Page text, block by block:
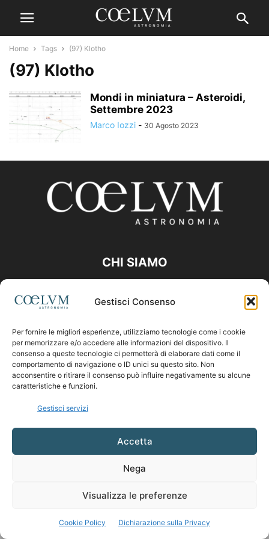
Gestisci Consenso
Per fornire le migliori esperienze, utilizziamo tecnologie come i cookie
per memorizzare e/o accedere alle informazioni del dispositivo. Il
consenso a queste tecnologie ci permetterà di elaborare dati come il
comportamento di navigazione o ID unici su questo sito. Non
acconsentire o ritirare il consenso può influire negativamente su alcune
caratteristiche e funzioni.
Gestisci servizi
Accetta
Nega
Visualizza le preferenze
Cookie Policy Dichiarazione sulla Privacy
Home Tags (97) Klotho
(97) Klotho
Mondi in miniatura – Asteroidi,
Settembre 2023
Marco Iozzi - 30 Agosto 2023
CHI SIAMO
Contattaci:coelumastro@coelum.com
SEGUICI